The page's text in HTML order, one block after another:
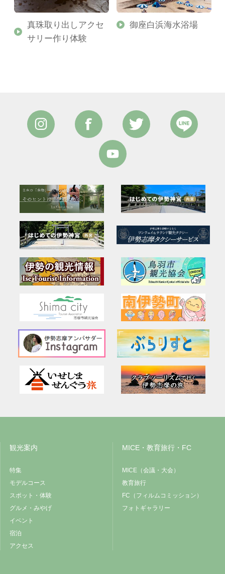
真珠取り出しアクセ
サリー作り体験
御座白浜海水浴場
観光案内
特集
モデルコース
スポット・体験
グルメ・みやげ
イベント
宿泊
アクセス
MICE・教育旅行・FC
MICE（会議・大会）
教育旅行
FC（フィルムコミッション）
フォトギャラリー